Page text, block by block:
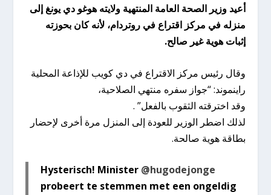
أعيد وزير الصحة العامة المنتهية ولايته هوغو دي يونغ إلى
منزله في مركز اقتراع في روتردام، لأنه كان بحوزته
إثبات هوية غير صالح.
وقال رئيس مركز الاقتراع في دي كويب للإذاعة المحلية
راينموند: “جواز سفره منتهي الصلاحية،
وقد اخترقته الثقوب بالفعل” .
لذلك اضطر الوزير للعودة إلى المنزل مرة أخرى لإحضار
بطاقة هوية صالحة.
Hysterisch! Minister @hugodejonge
probeert te stemmen met een ongeldig